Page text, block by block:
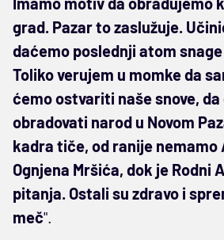
grad. Pazar to zaslužuje.
daćemo poslednji atom
Toliko verujem u momke da
ćemo ostvariti naše snove,
obradovati narod u Novom
kadra tiče, od ranije nemamo
Ognjena Mršića, dok je Rodni
pitanja. Ostali su zdravo i
meč".